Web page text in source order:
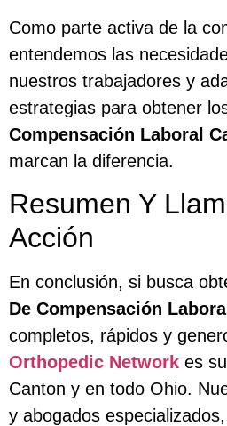
Como parte activa de la
entendemos las
nuestros trabajadores y
estrategias para obtener
Compensación Laboral
marcan la diferencia.
Resumen Y
Acción
En conclusión, si busca
De Compensación
completos, rápidos y
Orthopedic Network es
Canton y en todo Ohio.
y abogados